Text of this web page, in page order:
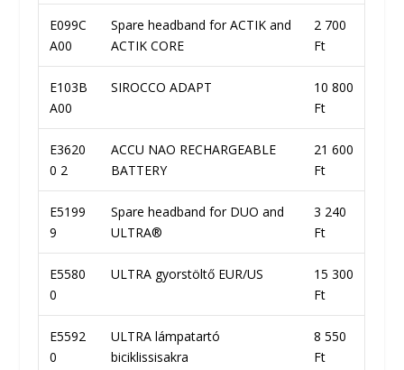
E099C
A00
Spare headband for ACTIK and
ACTIK CORE
2 700
Ft
E103B
A00
SIROCCO ADAPT
10 800
Ft
E3620
0 2
ACCU NAO RECHARGEABLE
BATTERY
21 600
Ft
E5199
9
Spare headband for DUO and
ULTRA®
3 240
Ft
E5580
0
ULTRA gyorstöltő EUR/US
15 300
Ft
E5592
0
ULTRA lámpatartó
biciklissisakra
8 550
Ft